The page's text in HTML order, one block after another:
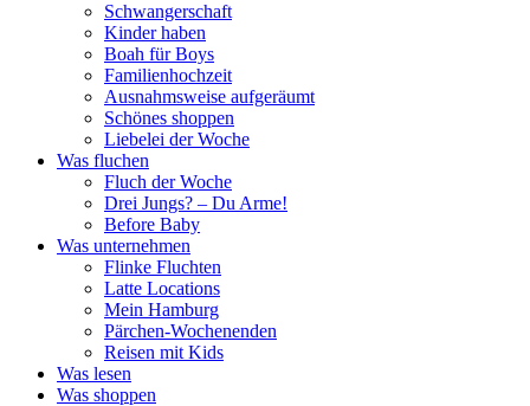
Schwangerschaft
Kinder haben
Boah für Boys
Familienhochzeit
Ausnahmsweise aufgeräumt
Schönes shoppen
Liebelei der Woche
Was fluchen
Fluch der Woche
Drei Jungs? – Du Arme!
Before Baby
Was unternehmen
Flinke Fluchten
Latte Locations
Mein Hamburg
Pärchen-Wochenenden
Reisen mit Kids
Was lesen
Was shoppen